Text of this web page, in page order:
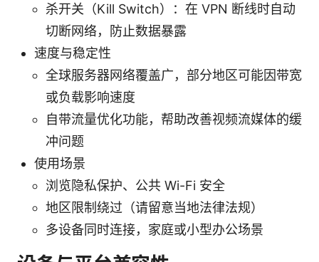
杀开关（Kill Switch）：在 VPN 断线时自动
切断网络，防止数据暴露
速度与稳定性
全球服务器网络覆盖广，部分地区可能因带宽
或负载影响速度
自带流量优化功能，帮助改善视频流媒体的缓
冲问题
使用场景
浏览隐私保护、公共 Wi-Fi 安全
地区限制绕过（请留意当地法律法规）
多设备同时连接，家庭或小型办公场景